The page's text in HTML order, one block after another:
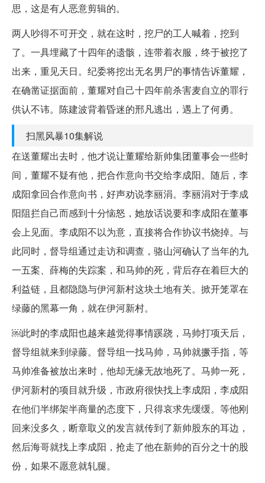
思，这是有人恶意剪辑的。
两人吵得不可开交，就在这时，挖尸的工人喊着，挖到
了。一具埋藏了十四年的遗骸，连带着衣服，终于被挖了
出来，重见天日。纪委将挖出无名男尸的事情告诉董耀，
在确凿证据面前，董耀对自己十四年前杀害麦自立的罪行
供认不讳。陈建波背着昏迷的邢凡逃出，遇上了何勇。
扫黑风暴10集解说
在送董耀出去时，他才说让董耀给新帅集团董事会一些时
间，董耀不疑有他，把合作意向书交给李成阳。随后，李
成阳拿回合作意向书，好声劝说李丽涓。李丽涓对于李成
阳阻拦自己而感到十分恼怒，她放话说要和李成阳在董事
会上见面。李成阳不以为意，直接将合作协议书烧掉。与
此同时，督导组通过走访和调查，骆山河确认了当年的九
一五案、薛梅的失踪案，和马帅的死，背后存在着巨大的
利益链，且都隐隐与伊河新村这块土地有关。掀开笼罩在
绿藤的黑幕一角，就在伊河新村。
￼此时的李成阳也越来越觉得事情蹊跷，马帅打项天后，
督导组就来到绿藤。督导组一找马帅，马帅就撅手指，等
马帅准备被放出来时，他却无缘无故地死了。马帅一死，
伊河新村的项目就升级，市政府很快找上李成阳，李成阳
在他们半绑架半商量的态度下，只得哀求先缓缓。等他刚
回来没多久，断章取义的发言就传到了新帅股东的耳边，
然后海哥就找上李成阳，抢走了他在新帅的百分之十的股
份，如果不愿意就轧腿。